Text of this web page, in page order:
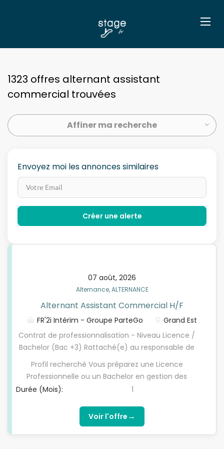
1323 offres alternant assistant
commercial trouvées
Affiner ma recherche
Envoyez moi les annonces similaires
07 août, 2026
Alternance, ALTERNANCE
Alternant Assistant Commercial H/F
FR'2i Intérim - Groupe ParteGo
Grand Est
Contrat de professionnalisation - Niveau Licence /
Bachelor (Bac +3) Rattaché(e) au responsable de
secteur, il (elle) doit être autonome et doit pouvoir
venir en appuie responsable de secteur Les
missions Accueil et relation avec les usagers -
Assurer l'accueil physique et téléphonique des
visiteurs, candidats, partenaires et clients. -
Identifier les besoins et orienter les interlocuteurs
Profil recherché Vous préparez une Licence
Professionnelle ou un Bachelor en gestion des
organisations, AES, développement commercial,
efficace - Excellent sens de l'accueil et du service.
- Sens de l'écoute - Aisance relationnelle et
rédactionnelle. - Appétence pour le
Durée (Mois): 1
Voir l'offre →